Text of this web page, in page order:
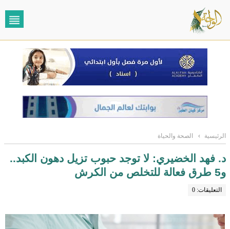
الرئيسية › الصحة والحياة
د. فهد الخضيري: لا توجد حبوب تزيل دهون الكبد..
و5 طرق فعالة للتخلص من الكرش
التعليقات: 0